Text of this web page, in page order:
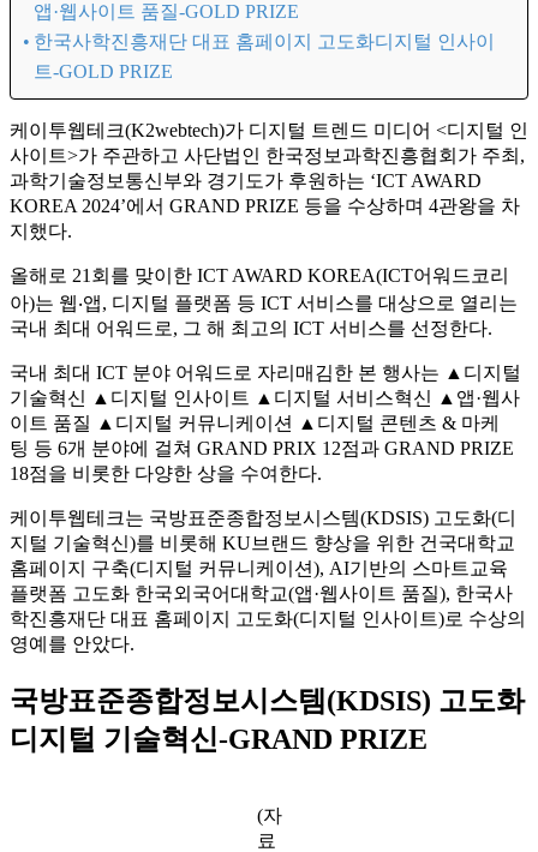
앱·웹사이트 품질-GOLD PRIZE
한국사학진흥재단 대표 홈페이지 고도화디지털 인사이
트-GOLD PRIZE
케이투웹테크(K2webtech)가 디지털 트렌드 미디어 <디지털 인
사이트>가 주관하고 사단법인 한국정보과학진흥협회가 주최,
과학기술정보통신부와 경기도가 후원하는 ‘ICT AWARD
KOREA 2024’에서 GRAND PRIZE 등을 수상하며 4관왕을 차
지했다.
올해로 21회를 맞이한 ICT AWARD KOREA(ICT어워드코리
아)는 웹‧앱, 디지털 플랫폼 등 ICT 서비스를 대상으로 열리는
국내 최대 어워드로, 그 해 최고의 ICT 서비스를 선정한다.
국내 최대 ICT 분야 어워드로 자리매김한 본 행사는 ▲디지털
기술혁신 ▲디지털 인사이트 ▲디지털 서비스혁신 ▲앱·웹사
이트 품질 ▲디지털 커뮤니케이션 ▲디지털 콘텐츠 & 마케
팅 등 6개 분야에 걸쳐 GRAND PRIX 12점과 GRAND PRIZE
18점을 비롯한 다양한 상을 수여한다.
케이투웹테크는 국방표준종합정보시스템(KDSIS) 고도화(디
지털 기술혁신)를 비롯해 KU브랜드 향상을 위한 건국대학교
홈페이지 구축(디지털 커뮤니케이션), AI기반의 스마트교육
플랫폼 고도화 한국외국어대학교(앱·웹사이트 품질), 한국사
학진흥재단 대표 홈페이지 고도화(디지털 인사이트)로 수상의
영예를 안았다.
국방표준종합정보시스템(KDSIS) 고도화
디지털 기술혁신-GRAND PRIZE
(자
료